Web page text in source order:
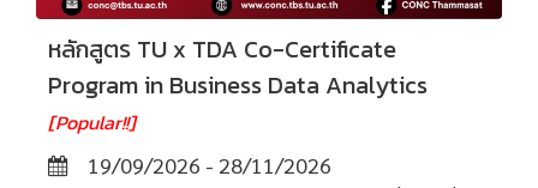
หลักสูตร TU x TDA Co-Certificate
Program in Business Data Analytics
[Popular!!]
19/09/2026 - 28/11/2026